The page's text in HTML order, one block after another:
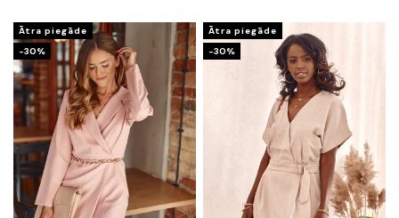
Ātra piegāde
-30%
Ātra piegāde
-30%